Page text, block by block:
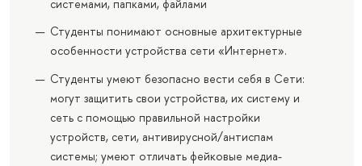
системами, папками, файлами
Студенты понимают основные архитектурные
особенности устройства сети «Интернет».
Студенты умеют безопасно вести себя в Сети:
могут защитить свои устройства, их систему и
сеть с помощью правильной настройки
устройств, сети, антивирусной/антиспам
системы; умеют отличать фейковые медиа-